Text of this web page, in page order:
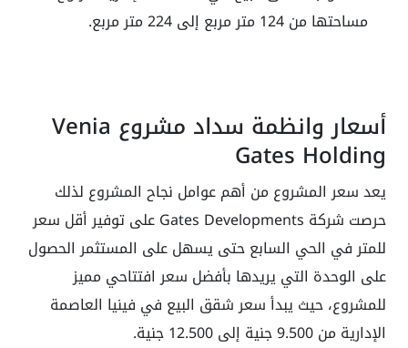
مساحتها من 124 متر مربع إلى 224 متر مربع.
أسعار وانظمة سداد مشروع Venia
Gates Holding
يعد سعر المشروع من أهم عوامل نجاح المشروع لذلك
حرصت شركة Gates Developments على توفير أقل سعر
للمتر في الحي السابع حتى يسهل على المستثمر الحصول
على الوحدة التي يريدها بأفضل سعر افتتاحي مميز
للمشروع، حيث يبدأ سعر شقق البيع في فينيا العاصمة
الإدارية من 9.500 جنية إلى 12.500 جنية.